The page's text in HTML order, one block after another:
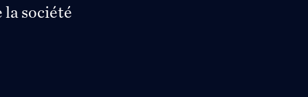
la société